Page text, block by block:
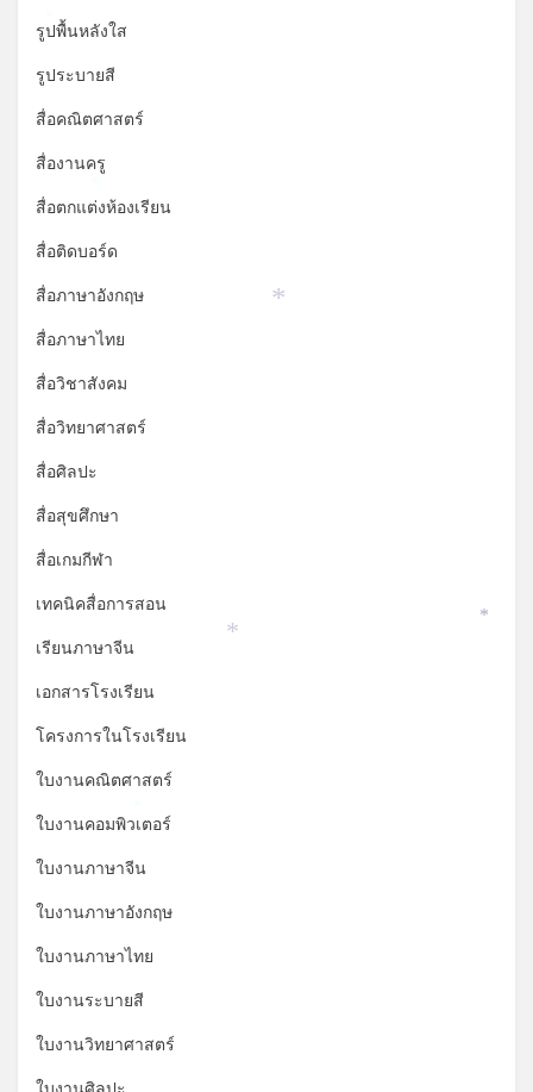
รูปพื้นหลังใส
รูประบายสี
สื่อคณิตศาสตร์
สื่องานครู
สื่อตกแต่งห้องเรียน
สื่อติดบอร์ด
สื่อภาษาอังกฤษ
สื่อภาษาไทย
สื่อวิชาสังคม
สื่อวิทยาศาสตร์
สื่อศิลปะ
สื่อสุขศึกษา
สื่อเกมกีฬา
เทคนิคสื่อการสอน
เรียนภาษาจีน
เอกสารโรงเรียน
โครงการในโรงเรียน
ใบงานคณิตศาสตร์
ใบงานคอมพิวเตอร์
ใบงานภาษาจีน
ใบงานภาษาอังกฤษ
ใบงานภาษาไทย
ใบงานระบายสี
ใบงานวิทยาศาสตร์
*
*
*